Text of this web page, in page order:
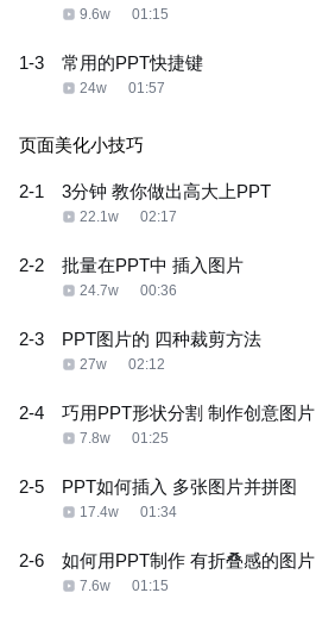
9.6w 01:15
1-3 常用的PPT快捷键
24w 01:57
页面美化小技巧
2-1 3分钟 教你做出高大上PPT
22.1w 02:17
2-2 批量在PPT中 插入图片
24.7w 00:36
2-3 PPT图片的 四种裁剪方法
27w 02:12
2-4 巧用PPT形状分割 制作创意图片
7.8w 01:25
2-5 PPT如何插入 多张图片并拼图
17.4w 01:34
2-6 如何用PPT制作 有折叠感的图片
7.6w 01:15